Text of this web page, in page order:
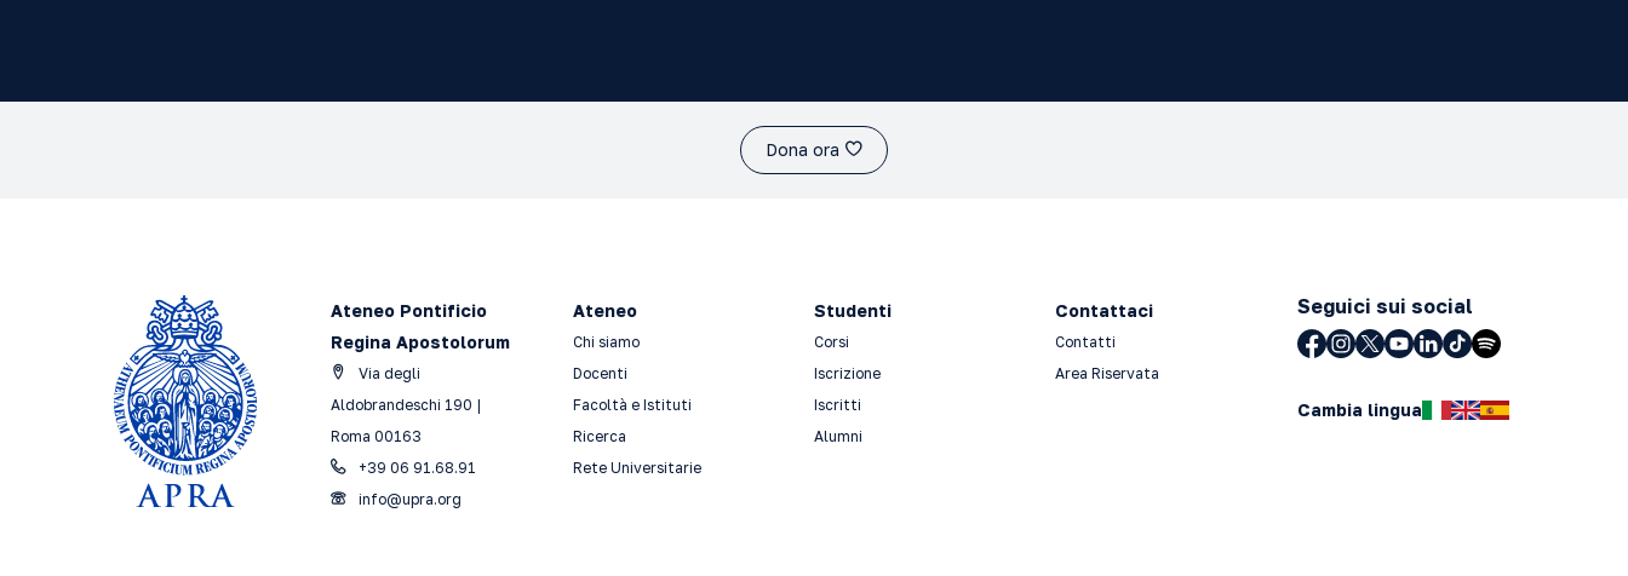
Dona ora
Ateneo Pontificio
Regina Apostolorum
Via degli
Aldobrandeschi 190 |
Roma 00163
+39 06 91.68.91
info@upra.org
Ateneo
Chi siamo
Docenti
Facoltà e Istituti
Ricerca
Rete Universitarie
Studenti
Corsi
Iscrizione
Iscritti
Alumni
Contattaci
Contatti
Area Riservata
Seguici sui social
Cambia lingua